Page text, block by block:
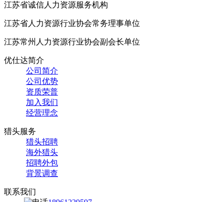
江苏省诚信人力资源服务机构
江苏省人力资源行业协会常务理事单位
江苏常州人力资源行业协会副会长单位
优仕达简介
公司简介
公司优势
资质荣普
加入我们
经营理念
猎头服务
猎头招聘
海外猎头
招聘外包
背景调查
联系我们